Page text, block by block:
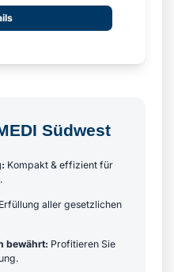
Südwest
Kompakt & effizient für
Erfüllung aller gesetzlichen
bewährt: Profitieren Sie